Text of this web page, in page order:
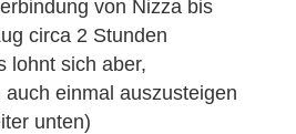
von Nizza bis
circa 2 Stunden
lohnt sich aber,
auch einmal auszusteigen
unten)